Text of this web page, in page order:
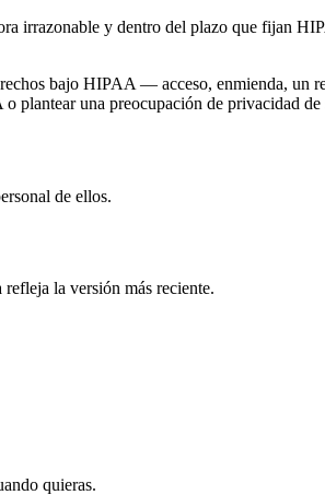
irrazonable y dentro del plazo que fijan
bajo HIPAA — acceso, enmienda,
plantear una preocupación de privacidad
de ellos.
la versión más reciente.
quieras.